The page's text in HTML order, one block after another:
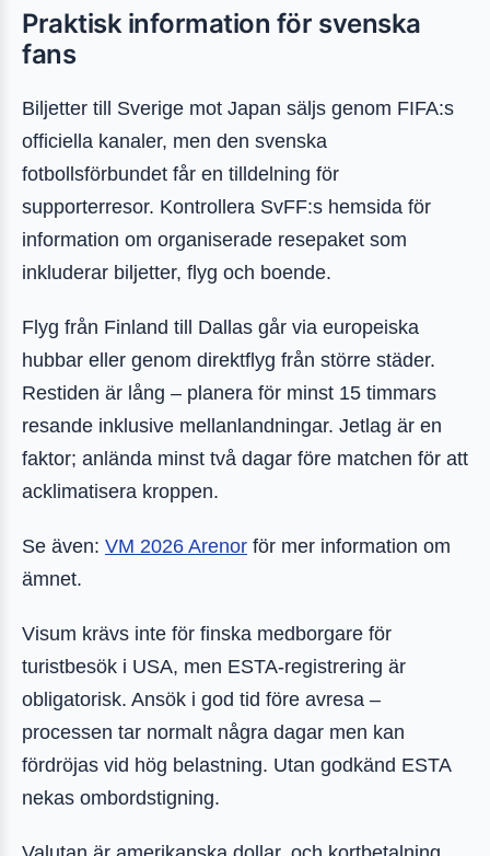
Praktisk information för svenska
fans
Biljetter till Sverige mot Japan säljs genom FIFA:s
officiella kanaler, men den svenska
fotbollsförbundet får en tilldelning för
supporterresor. Kontrollera SvFF:s hemsida för
information om organiserade resepaket som
inkluderar biljetter, flyg och boende.
Flyg från Finland till Dallas går via europeiska
hubbar eller genom direktflyg från större städer.
Restiden är lång – planera för minst 15 timmars
resande inklusive mellanlandningar. Jetlag är en
faktor; anlända minst två dagar före matchen för att
acklimatisera kroppen.
Se även: VM 2026 Arenor för mer information om
ämnet.
Visum krävs inte för finska medborgare för
turistbesök i USA, men ESTA-registrering är
obligatorisk. Ansök i god tid före avresa –
processen tar normalt några dagar men kan
fördröjas vid hög belastning. Utan godkänd ESTA
nekas ombordstigning.